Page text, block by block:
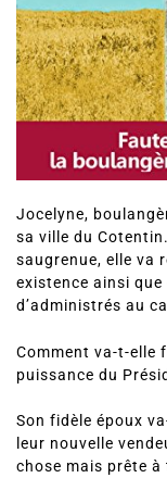
Jocelyne,
sa ville du
saugrenue, elle va
existence ainsi que
d’administrés au
Comment va-t-elle
puissance du
Son fidèle époux
leur nouvelle
chose mais prête à